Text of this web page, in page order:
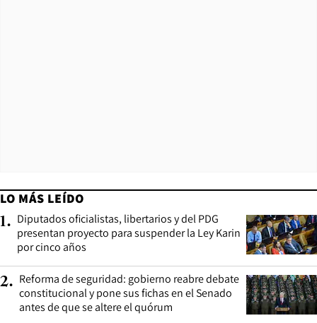
LO MÁS LEÍDO
1. Diputados oficialistas, libertarios y del PDG
presentan proyecto para suspender la Ley Karin
por cinco años
2. Reforma de seguridad: gobierno reabre debate
constitucional y pone sus fichas en el Senado
antes de que se altere el quórum